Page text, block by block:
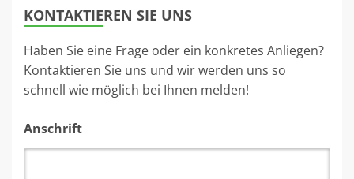
KONTAKTIEREN SIE UNS
Haben Sie eine Frage oder ein konkretes Anliegen?
Kontaktieren Sie uns und wir werden uns so
schnell wie möglich bei Ihnen melden!
Anschrift